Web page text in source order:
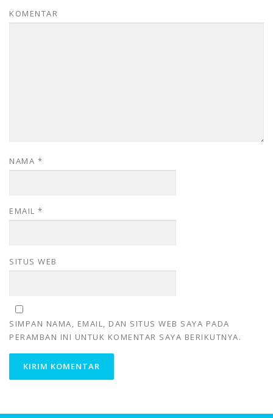
KOMENTAR
NAMA *
EMAIL *
SITUS WEB
SIMPAN NAMA, EMAIL, DAN SITUS WEB SAYA PADA
PERAMBAN INI UNTUK KOMENTAR SAYA BERIKUTNYA.